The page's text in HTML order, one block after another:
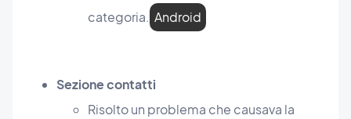
categoria. Android
Sezione contatti
Risolto un problema che causava la